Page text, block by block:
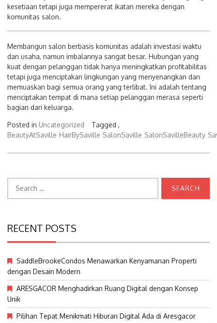
kesetiaan tetapi juga mempererat ikatan mereka dengan
komunitas salon.
Membangun salon berbasis komunitas adalah investasi waktu
dan usaha, namun imbalannya sangat besar. Hubungan yang
kuat dengan pelanggan tidak hanya meningkatkan profitabilitas
tetapi juga menciptakan lingkungan yang menyenangkan dan
memuaskan bagi semua orang yang terlibat. Ini adalah tentang
menciptakan tempat di mana setiap pelanggan merasa seperti
bagian dari keluarga.
Posted in Uncategorized
Tagged ,
BeautyAtSaville HairBySaville SalonSaville SalonSavilleBeauty
for:
RECENT POSTS
SaddleBrookeCondos Menawarkan Kenyamanan Properti
dengan Desain Modern
ARESGACOR Menghadirkan Ruang Digital dengan Konsep
Unik
Pilihan Tepat Menikmati Hiburan Digital Ada di Aresgacor